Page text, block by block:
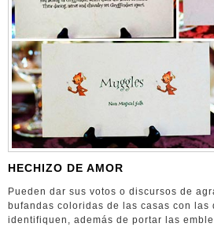
HECHIZO DE AMOR
Pueden dar sus votos o discursos de
bufandas coloridas de las casas con las
identifiquen, además de portar las